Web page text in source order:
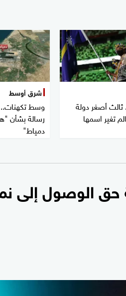
ثالث أصغر دولة
تغير اسمها
شرق أوسط
وسط
رسالة بشأن
دمياط"
حق الوصول إلى